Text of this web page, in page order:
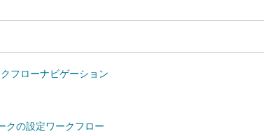
フローナビゲーション
クの設定ワークフロー